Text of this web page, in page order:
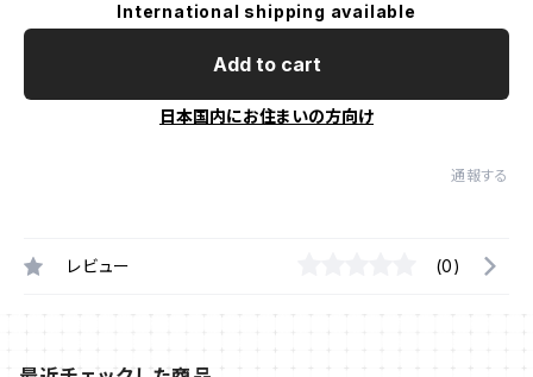
International shipping available
Add to cart
日本国内にお住まいの方向け
通報する
レビュー (0)